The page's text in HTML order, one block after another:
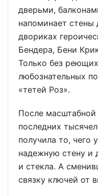
дверьми,
напоминает стены
двориках
Бендера, Бени
Только без
любознательных
«тетей Роз».
После
последних
получила то, чего
надежную стену и
и стекла. А
связку ключей от